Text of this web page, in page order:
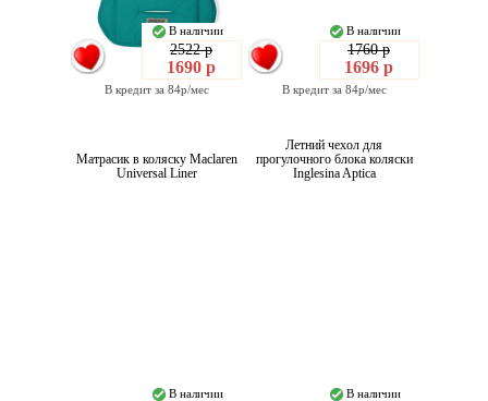
В наличии
2522 р
1690 р
В кредит за 84р/мес
В наличии
1760 р
1696 р
В кредит за 84р/мес
Матрасик в коляску Maclaren
Universal Liner
В наличии
Летний чехол для
прогулочного блока коляски
Inglesina Aptica
В наличии